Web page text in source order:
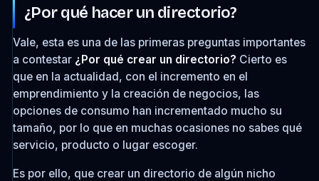
¿Por qué hacer un directorio?
Vale, esta es una de las primeras preguntas importantes
a contestar ¿Por qué crear un directorio? Cierto es
que en la actualidad, con el incremento en el
emprendimiento y la creación de negocios, las
opciones de consumo han incrementado mucho su
tamaño, por lo que en muchas ocasiones no sabes qué
servicio, producto o lugar escoger.
Es por ello, que crear un directorio de algún nicho